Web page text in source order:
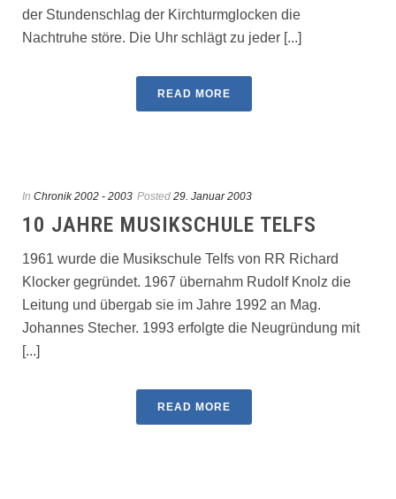
der Stundenschlag der Kirchturmglocken die
Nachtruhe störe. Die Uhr schlägt zu jeder [...]
READ MORE
In Chronik 2002 - 2003 Posted 29. Januar 2003
10 JAHRE MUSIKSCHULE TELFS
1961 wurde die Musikschule Telfs von RR Richard
Klocker gegründet. 1967 übernahm Rudolf Knolz die
Leitung und übergab sie im Jahre 1992 an Mag.
Johannes Stecher. 1993 erfolgte die Neugründung mit
[...]
READ MORE